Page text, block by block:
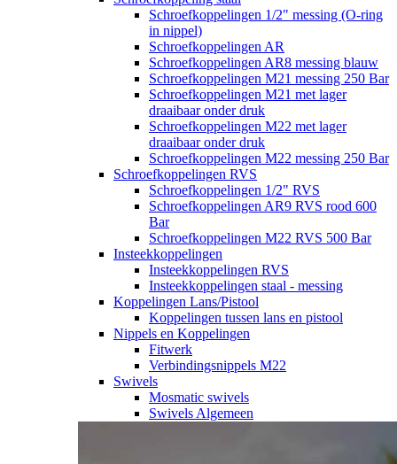
Schroefkoppelingen 1/2" messing (O-ring
in nippel)
Schroefkoppelingen AR
Schroefkoppelingen AR8 messing blauw
Schroefkoppelingen M21 messing 250 Bar
Schroefkoppelingen M21 met lager
draaibaar onder druk
Schroefkoppelingen M22 met lager
draaibaar onder druk
Schroefkoppelingen M22 messing 250 Bar
Schroefkoppelingen RVS
Schroefkoppelingen 1/2" RVS
Schroefkoppelingen AR9 RVS rood 600
Bar
Schroefkoppelingen M22 RVS 500 Bar
Insteekkoppelingen
Insteekkoppelingen RVS
Insteekkoppelingen staal - messing
Koppelingen Lans/Pistool
Koppelingen tussen lans en pistool
Nippels en Koppelingen
Fitwerk
Verbindingsnippels M22
Swivels
Mosmatic swivels
Swivels Algemeen